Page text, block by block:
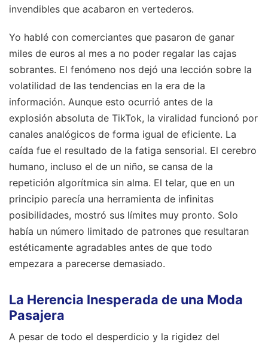
invendibles que acabaron en vertederos.
Yo hablé con comerciantes que pasaron de ganar
miles de euros al mes a no poder regalar las cajas
sobrantes. El fenómeno nos dejó una lección sobre la
volatilidad de las tendencias en la era de la
información. Aunque esto ocurrió antes de la
explosión absoluta de TikTok, la viralidad funcionó por
canales analógicos de forma igual de eficiente. La
caída fue el resultado de la fatiga sensorial. El cerebro
humano, incluso el de un niño, se cansa de la
repetición algorítmica sin alma. El telar, que en un
principio parecía una herramienta de infinitas
posibilidades, mostró sus límites muy pronto. Solo
había un número limitado de patrones que resultaran
estéticamente agradables antes de que todo
empezara a parecerse demasiado.
La Herencia Inesperada de una Moda
Pasajera
A pesar de todo el desperdicio y la rigidez del